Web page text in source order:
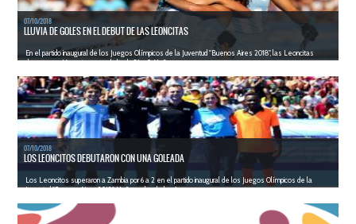
07/10/2018
LLUVIA DE GOLES EN EL DEBUT DE LAS LEONCITAS
En el partido inaugural de los Juegos Olímpicos de la Juventud "Buenos Aires 2018", las Leoncitas
derrotaron a Vanuatu por un abultado 21 a 0. Mañ...
LEER MÁS
07/10/2018
LOS LEONCITOS DEBUTARON CON UNA GOLEADA
Los Leoncitos superaron a Zambia por 6 a 2 en el partido inaugural de los Juegos Olímpicos de la
Juventud "Buenos Aires 2018". Mañana, desde las 1...
LEER MÁS